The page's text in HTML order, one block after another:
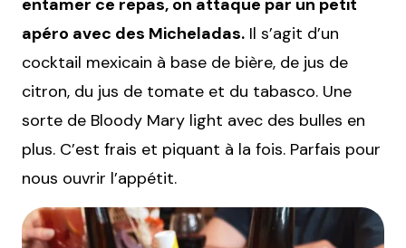
entamer ce repas, on attaque par un petit
apéro avec des Micheladas. Il s’agit d’un
cocktail mexicain à base de bière, de jus de
citron, du jus de tomate et du tabasco. Une
sorte de Bloody Mary light avec des bulles en
plus. C’est frais et piquant à la fois. Parfais pour
nous ouvrir l’appétit.